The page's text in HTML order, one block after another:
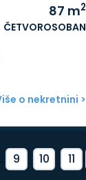
87 m2
ČETVOROSOBAN
o nekretnini >
9 10 11